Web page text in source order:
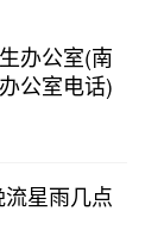
办公室(南
公室电话)
星雨几点